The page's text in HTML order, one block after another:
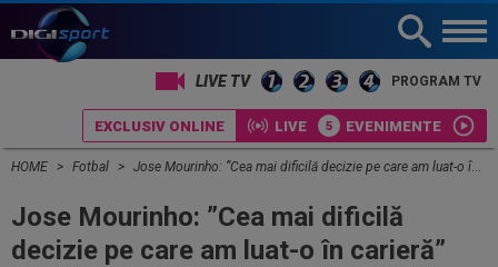
LIVE TV PROGRAM TV
EXCLUSIV ONLINE LIVE EVENIMENTE
HOME Fotbal Jose Mourinho: ”Cea mai dificilă decizie pe care am luat-o în carieră”
Jose Mourinho: ”Cea mai dificilă
decizie pe care am luat-o în carieră”